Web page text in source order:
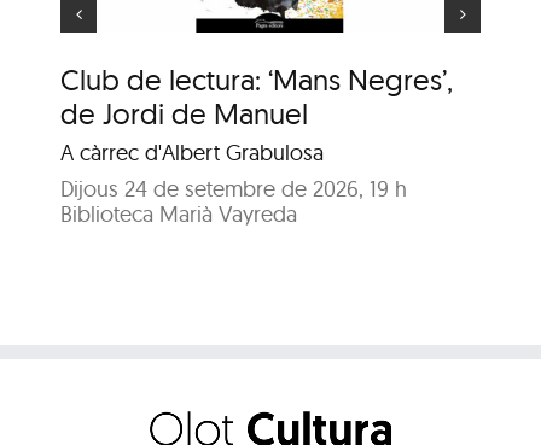
Club de lectura: ‘Mans Negres’,
de Jordi de Manuel
A càrrec d'Albert Grabulosa
Dijous 24 de setembre de 2026, 19 h
Biblioteca Marià Vayreda